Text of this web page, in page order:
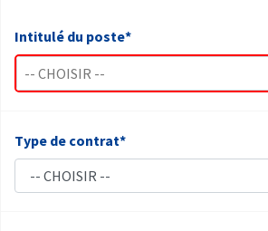
Intitulé du poste*
-- CHOISIR --
Type de contrat*